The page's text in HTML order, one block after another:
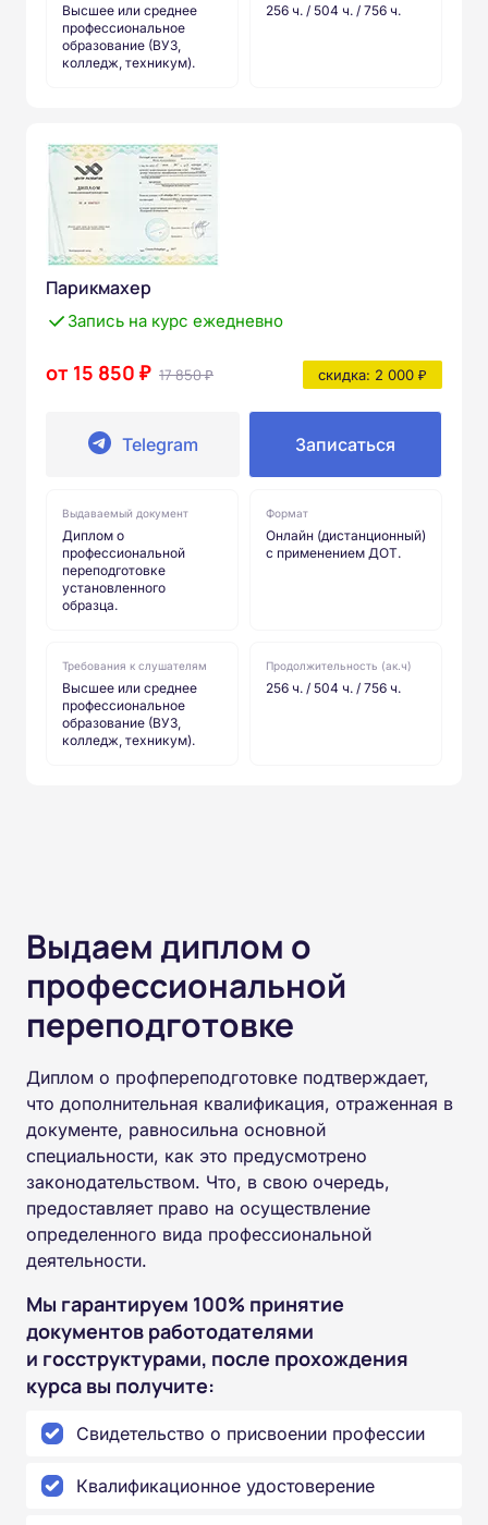
Высшее или среднее
профессиональное
образование (ВУЗ,
колледж, техникум).
256 ч. / 504 ч. / 756 ч.
Парикмахер
Запись на курс ежедневно
от 15 850 ₽ 17 850 ₽ скидка: 2 000 ₽
Telegram Записаться
Выдаваемый документ
Диплом о
профессиональной
переподготовке
установленного
образца.
Формат
Онлайн (дистанционный)
с применением ДОТ.
Требования к слушателям
Высшее или среднее
профессиональное
образование (ВУЗ,
колледж, техникум).
Продолжительность (ак.ч)
256 ч. / 504 ч. / 756 ч.
Выдаем диплом о
профессиональной
переподготовке
Диплом о профпереподготовке подтверждает,
что дополнительная квалификация, отраженная в
документе, равносильна основной
специальности, как это предусмотрено
законодательством. Что, в свою очередь,
предоставляет право на осуществление
определенного вида профессиональной
деятельности.
Мы гарантируем 100% принятие
документов работодателями
и госструктурами, после прохождения
курса вы получите:
Свидетельство о присвоении профессии
Квалификационное удостоверение